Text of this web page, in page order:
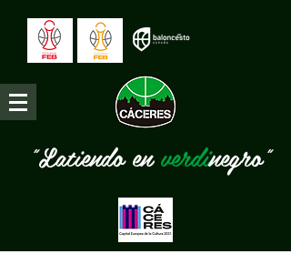
"Latiendo enverdinegro"